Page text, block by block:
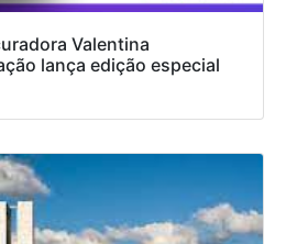
Valentina
lança edição especial